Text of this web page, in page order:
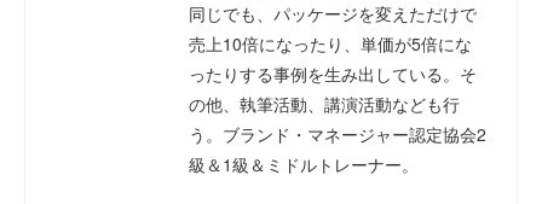
同じでも、パッケージを変えただけで
売上10倍になったり、単価が5倍にな
ったりする事例を生み出している。そ
の他、執筆活動、講演活動なども行
う。ブランド・マネージャー認定協会2
級＆1級＆ミドルトレーナー。